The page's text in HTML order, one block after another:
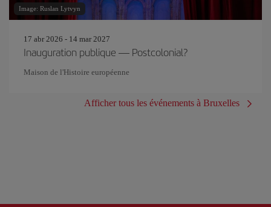
Image: Ruslan Lytvyn
17 abr 2026 - 14 mar 2027
Inauguration publique — Postcolonial?
Maison de l'Histoire européenne
Afficher tous les événements à Bruxelles